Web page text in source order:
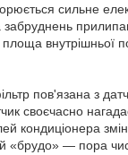
сильне
забруднень
внутрішньої
пов'язана з
своєчасно
кондиціонера
«брудо» — пора